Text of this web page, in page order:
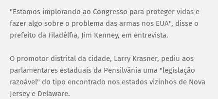
"Estamos implorando ao Congresso para proteger vidas e
fazer algo sobre o problema das armas nos EUA", disse o
prefeito da Filadélfia, Jim Kenney, em entrevista.
O promotor distrital da cidade, Larry Krasner, pediu aos
parlamentares estaduais da Pensilvânia uma "legislação
razoável" do tipo encontrado nos estados vizinhos de Nova
Jersey e Delaware.